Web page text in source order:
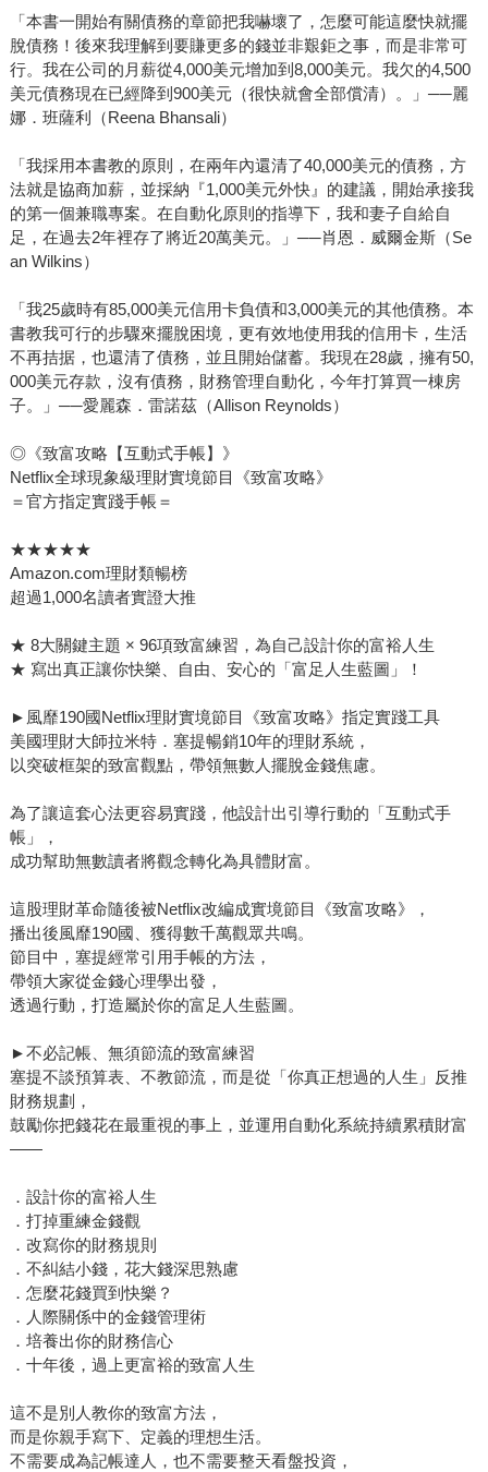
「本書一開始有關債務的章節把我嚇壞了，怎麼可能這麼快就擺
脫債務！後來我理解到要賺更多的錢並非艱鉅之事，而是非常可
行。我在公司的月薪從4,000美元增加到8,000美元。我欠的4,500
美元債務現在已經降到900美元（很快就會全部償清）。」──麗
娜．班薩利（Reena Bhansali）
「我採用本書教的原則，在兩年內還清了40,000美元的債務，方
法就是協商加薪，並採納『1,000美元外快』的建議，開始承接我
的第一個兼職專案。在自動化原則的指導下，我和妻子自給自
足，在過去2年裡存了將近20萬美元。」──肖恩．威爾金斯（Se
an Wilkins）
「我25歲時有85,000美元信用卡負債和3,000美元的其他債務。本
書教我可行的步驟來擺脫困境，更有效地使用我的信用卡，生活
不再拮据，也還清了債務，並且開始儲蓄。我現在28歲，擁有50,
000美元存款，沒有債務，財務管理自動化，今年打算買一棟房
子。」──愛麗森．雷諾茲（Allison Reynolds）
◎《致富攻略【互動式手帳】》
Netflix全球現象級理財實境節目《致富攻略》
＝官方指定實踐手帳＝
★★★★★
Amazon.com理財類暢榜
超過1,000名讀者實證大推
★ 8大關鍵主題 × 96項致富練習，為自己設計你的富裕人生
★ 寫出真正讓你快樂、自由、安心的「富足人生藍圖」！
►風靡190國Netflix理財實境節目《致富攻略》指定實踐工具
美國理財大師拉米特．塞提暢銷10年的理財系統，
以突破框架的致富觀點，帶領無數人擺脫金錢焦慮。
為了讓這套心法更容易實踐，他設計出引導行動的「互動式手
帳」，
成功幫助無數讀者將觀念轉化為具體財富。
這股理財革命隨後被Netflix改編成實境節目《致富攻略》，
播出後風靡190國、獲得數千萬觀眾共鳴。
節目中，塞提經常引用手帳的方法，
帶領大家從金錢心理學出發，
透過行動，打造屬於你的富足人生藍圖。
►不必記帳、無須節流的致富練習
塞提不談預算表、不教節流，而是從「你真正想過的人生」反推
財務規劃，
鼓勵你把錢花在最重視的事上，並運用自動化系統持續累積財富
——
．設計你的富裕人生
．打掉重練金錢觀
．改寫你的財務規則
．不糾結小錢，花大錢深思熟慮
．怎麼花錢買到快樂？
．人際關係中的金錢管理術
．培養出你的財務信心
．十年後，過上更富裕的致富人生
這不是別人教你的致富方法，
而是你親手寫下、定義的理想生活。
不需要成為記帳達人，也不需要整天看盤投資，